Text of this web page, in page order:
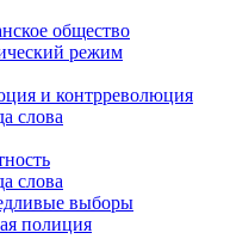
общество
режим
и контрреволюция
слова
слова
выборы
полиция